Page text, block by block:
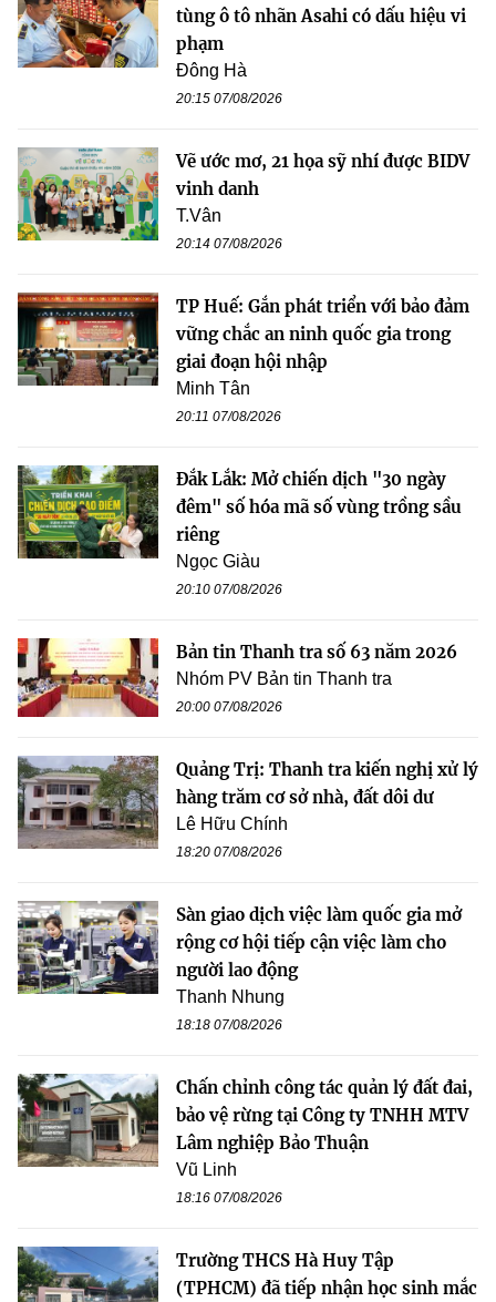
tùng ô tô nhãn Asahi có dấu hiệu vi
phạm
Đông Hà
20:15 07/08/2026
Vẽ ước mơ, 21 họa sỹ nhí được BIDV
vinh danh
T.Vân
20:14 07/08/2026
TP Huế: Gắn phát triển với bảo đảm
vững chắc an ninh quốc gia trong
giai đoạn hội nhập
Minh Tân
20:11 07/08/2026
Đắk Lắk: Mở chiến dịch "30 ngày
đêm" số hóa mã số vùng trồng sầu
riêng
Ngọc Giàu
20:10 07/08/2026
Bản tin Thanh tra số 63 năm 2026
Nhóm PV Bản tin Thanh tra
20:00 07/08/2026
Quảng Trị: Thanh tra kiến nghị xử lý
hàng trăm cơ sở nhà, đất dôi dư
Lê Hữu Chính
18:20 07/08/2026
Sàn giao dịch việc làm quốc gia mở
rộng cơ hội tiếp cận việc làm cho
người lao động
Thanh Nhung
18:18 07/08/2026
Chấn chỉnh công tác quản lý đất đai,
bảo vệ rừng tại Công ty TNHH MTV
Lâm nghiệp Bảo Thuận
Vũ Linh
18:16 07/08/2026
Trường THCS Hà Huy Tập
(TPHCM) đã tiếp nhận học sinh mắc